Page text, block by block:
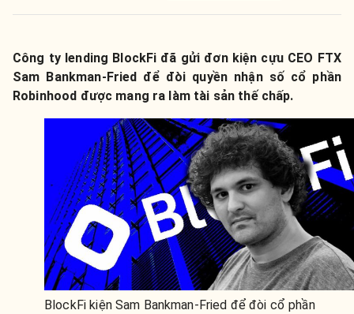
Công ty lending BlockFi đã gửi đơn kiện cựu CEO FTX
Sam Bankman-Fried để đòi quyền nhận số cổ phần
Robinhood được mang ra làm tài sản thế chấp.
BlockFi kiện Sam Bankman-Fried để đòi cổ phần